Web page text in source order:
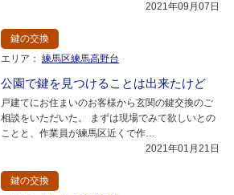
2021年09月07日
鍵の交換
エリア： 練馬区練馬高野台
公園で鍵を見つけることは出来たけど
戸建てにお住まいのお客様から玄関の鍵交換のご
相談をいただいた。 まずは現場でみて欲しいとの
ことと、作業員が練馬区近くで作…
2021年01月21日
鍵の交換